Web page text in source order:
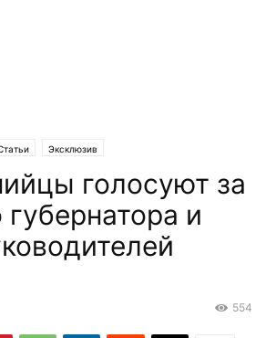
Эксклюзив
голосуют за
и
554